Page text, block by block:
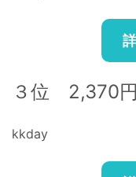
３位 2,370
kkday